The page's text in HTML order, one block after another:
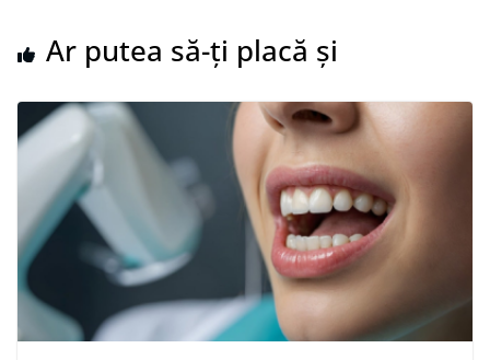
Ar putea să-ți placă și